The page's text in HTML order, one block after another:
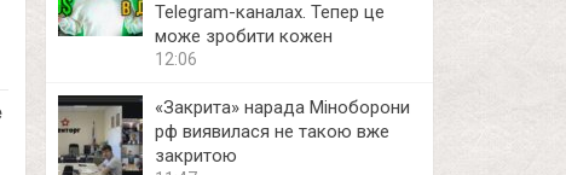
Telegram-каналах. Тепер це
може зробити кожен
12:06
«Закрита» нарада Міноборони
рф виявилася не такою вже
закритою